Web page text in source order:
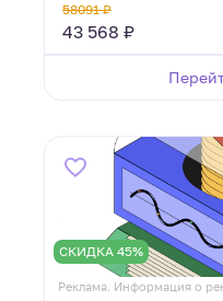
58091 ₽
43 568 ₽
СКИДКА 45%
Реклама. Информация о